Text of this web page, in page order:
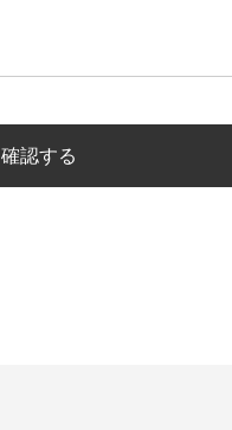
確認する